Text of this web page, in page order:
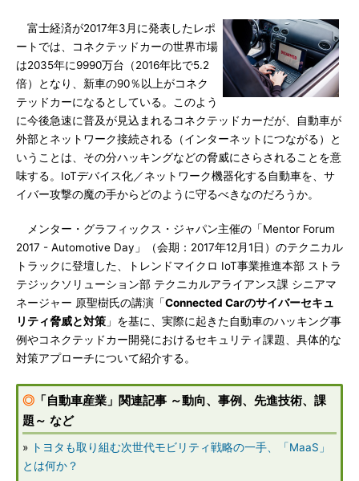
富士経済が2017年3月に発表したレポ
ートでは、コネクテッドカーの世界市場
は2035年に9990万台（2016年比で5.2
倍）となり、新車の90％以上がコネク
テッドカーになるとしている。このよう
に今後急速に普及が見込まれるコネクテッドカーだが、自動車が
外部とネットワーク接続される（インターネットにつながる）と
いうことは、その分ハッキングなどの脅威にさらされることを意
味する。IoTデバイス化／ネットワーク機器化する自動車を、サ
イバー攻撃の魔の手からどのように守るべきなのだろうか。
メンター・グラフィックス・ジャパン主催の「Mentor Forum
2017 - Automotive Day」（会期：2017年12月1日）のテクニカル
トラックに登壇した、トレンドマイクロ IoT事業推進本部 ストラ
テジックソリューション部 テクニカルアライアンス課 シニアマ
ネージャー 原聖樹氏の講演「Connected Carのサイバーセキュ
リティ脅威と対策 」を基に、実際に起きた自動車のハッキング事
例やコネクテッドカー開発におけるセキュリティ課題、具体的な
対策アプローチについて紹介する。
◎ 「自動車産業」関連記事 ～動向、事例、先進技術、課
題～ など
»
トヨタも取り組む次世代モビリティ戦略の一手、「MaaS」
とは何か？